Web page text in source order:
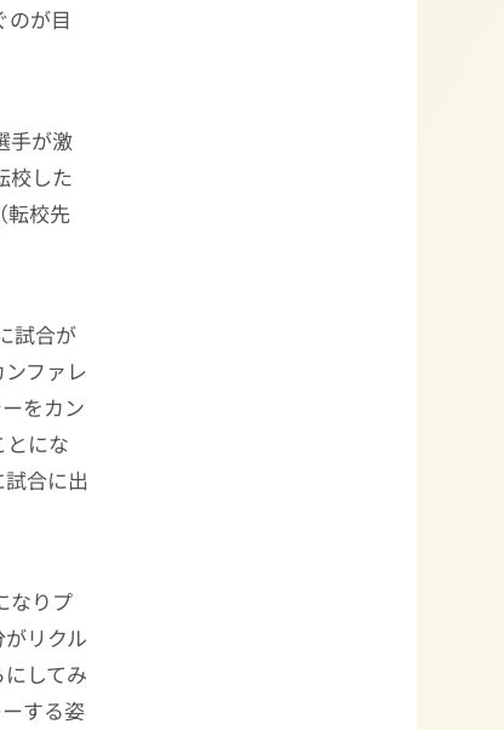
のが目
手が激
校した
転校先
試合が
ンファレ
をカン
とにな
合に出
なりプ
リクル
してみ
する姿